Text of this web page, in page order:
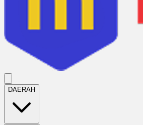
DAERAH